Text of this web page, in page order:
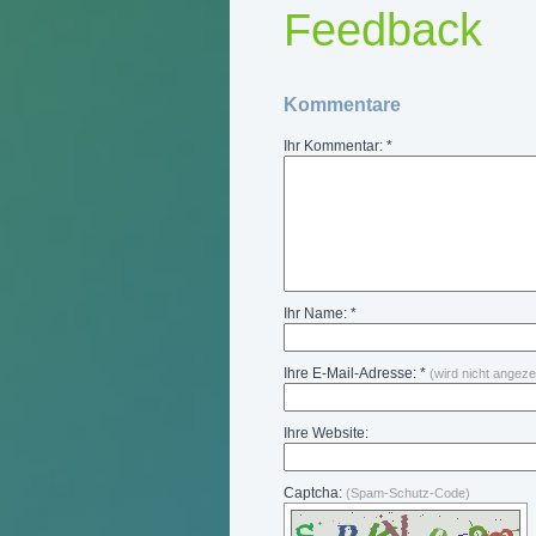
Feedback
Kommentare
Ihr Kommentar: *
Ihr Name: *
Ihre E-Mail-Adresse: * (wird nicht
Ihre Website:
Captcha: (Spam-Schutz-Code)